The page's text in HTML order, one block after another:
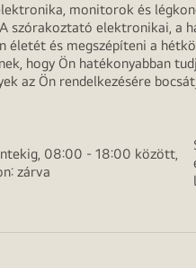
monitorok és
szórakoztató elektronikai, a
életét és megszépíteni a
hogy Ön hatékonyabban
az Ön rendelkezésére
08:00 - 18:00 között,
zárva